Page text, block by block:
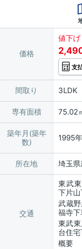
価格
値下
支
間取り 3LDK
専有面積 75.02
築年月(築年
数)
1995
所在地 埼玉
交通
東武
下片
武蔵
福寺
東武
台住
概要